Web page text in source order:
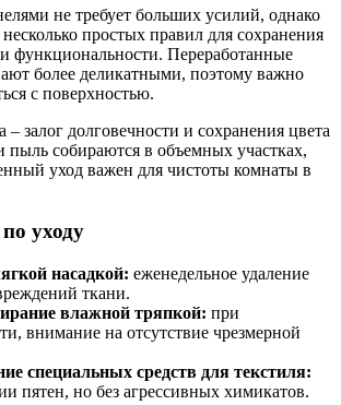
не требует больших усилий, однако
простых правил для сохранения
функциональности. Переработанные
более деликатными, поэтому важно
с поверхностью.
– залог долговечности и сохранения цвета
пыль собираются в объемных участках,
уход важен для чистоты комнаты в
уходу
насадкой: еженедельное удаление
ткани.
влажной тряпкой: при
внимание на отсутствие чрезмерной
специальных средств для текстиля:
пятен, но без агрессивных химикатов.